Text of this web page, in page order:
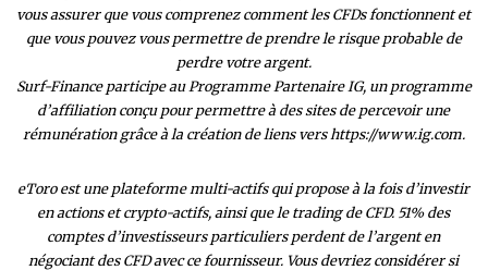
vous assurer que vous comprenez comment les CFDs fonctionnent et
que vous pouvez vous permettre de prendre le risque probable de
perdre votre argent.
Surf-Finance participe au Programme Partenaire IG, un programme
d’affiliation conçu pour permettre à des sites de percevoir une
rémunération grâce à la création de liens vers https://www.ig.com.
eToro est une plateforme multi-actifs qui propose à la fois d’investir
en actions et crypto-actifs, ainsi que le trading de CFD. 51% des
comptes d’investisseurs particuliers perdent de l’argent en
négociant des CFD avec ce fournisseur. Vous devriez considérer si